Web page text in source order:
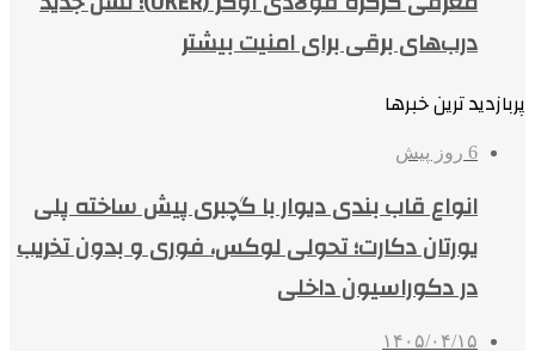
درب‌های برقی برای امنیت بیشتر
پربازدید ترین خبرها
6 روز پیش
انواع قاب بندی دیوار با گچبری پیش ساخته پلی
یورتان دکارت؛ تحولی لوکس، فوری و بدون تخریب
در دکوراسیون داخلی
۱۴۰۵/۰۴/۱۵